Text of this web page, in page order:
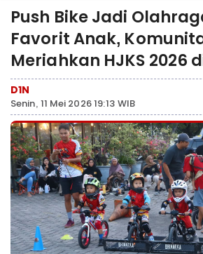
Push Bike Jadi
Favorit Anak,
Meriahkan HJKS 2026
D1N
Senin, 11 Mei 2026 19:13 WIB